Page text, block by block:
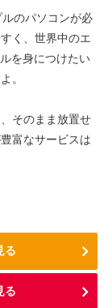
のパソコンが必
く、世界中のエ
を身につけたい
。
そのまま放置せ
富なサービスは
る
る